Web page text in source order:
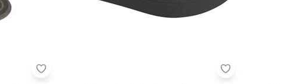
(Preto)Grendene Kids - Sandália Infantil Barbie Flight (Preta)
Molekinha -